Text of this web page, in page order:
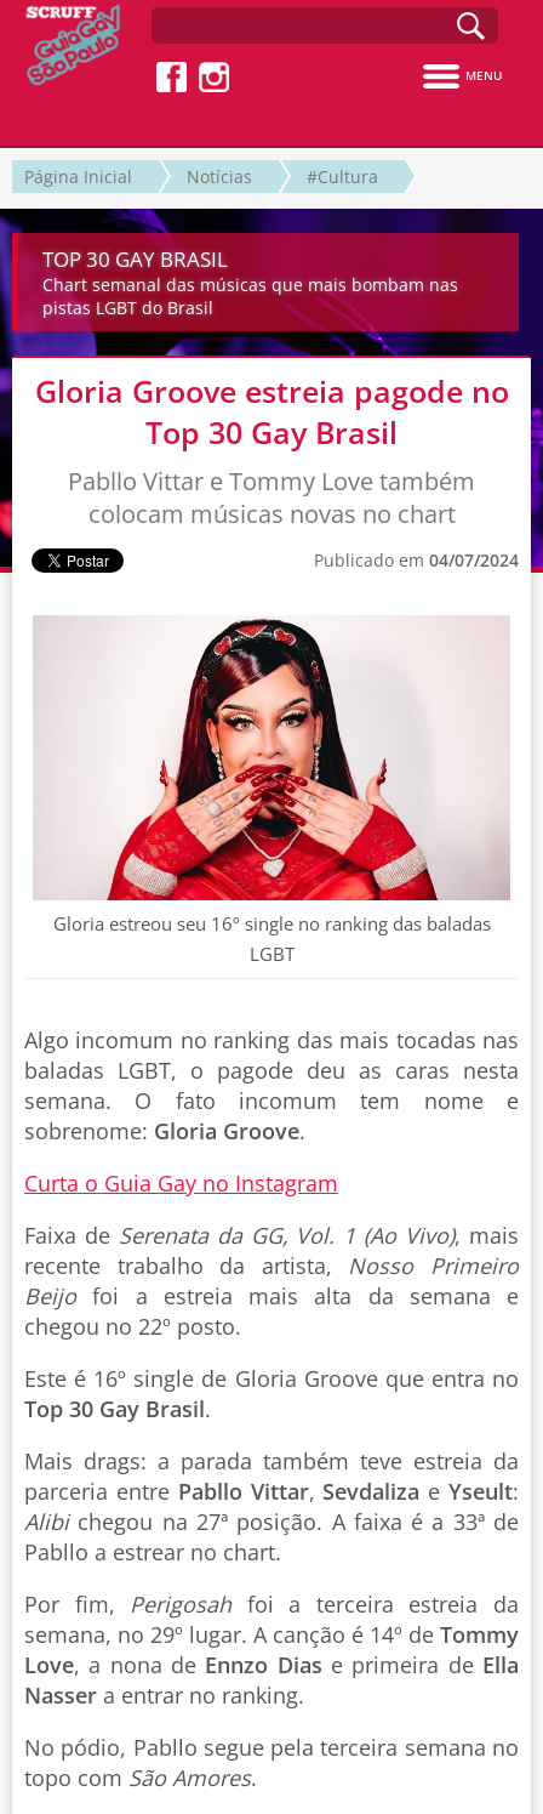
MENU
Página Inicial Notícias #Cultura
TOP 30 GAY BRASIL
Chart semanal das músicas que mais bombam nas
pistas LGBT do Brasil
Gloria Groove estreia pagode no
Top 30 Gay Brasil
Pabllo Vittar e Tommy Love também
colocam músicas novas no chart
Publicado em 04/07/2024
Gloria estreou seu 16º single no ranking das baladas
LGBT
Algo incomum no ranking das mais tocadas nas
baladas LGBT, o pagode deu as caras nesta
semana. O fato incomum tem nome e
sobrenome: Gloria Groove.
Curta o Guia Gay no Instagram
Faixa de Serenata da GG, Vol. 1 (Ao Vivo), mais
recente trabalho da artista, Nosso Primeiro
Beijofoi a estreia mais alta da semana e
chegou no 22º posto.
Este é 16º single de Gloria Groove que entra no
Top 30 Gay Brasil.
Mais drags: a parada também teve estreia da
parceria entre Pabllo Vittar, Sevdaliza eYseult:
Alibichegou na 27ª posição. A faixa é a 33ª de
Pabllo a estrear no chart.
Por fim, Perigosahfoi a terceira estreia da
semana, no 29º lugar. A canção é 14º de Tommy
Love, a nona de Ennzo Dias e primeira de Ella
Nasser a entrar no ranking.
No pódio, Pabllo segue pela terceira semana no
topo com São Amores.